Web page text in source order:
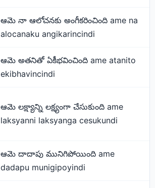
ఆమె నా ఆలోచనకు అంగీకరించింది ame na
alocanaku angikarincindi
ఆమె అతనితో ఏకీభవించింది ame atanito
ekibhavincindi
ఆమె లక్ష్యాన్ని లక్ష్యంగా చేసుకుంది ame
laksyanni laksyanga cesukundi
ఆమె దాదాపు మునిగిపోయింది ame
dadapu munigipoyindi